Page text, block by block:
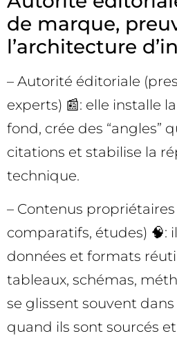
de marque,
l’architecture
– Autorité éditoriale
experts) 📰: elle installe
fond, crée des “angles”
citations et stabilise la
technique.
– Contenus
comparatifs, études) 🧠:
données et formats
tableaux, schémas,
se glissent souvent
quand ils sont sourcés